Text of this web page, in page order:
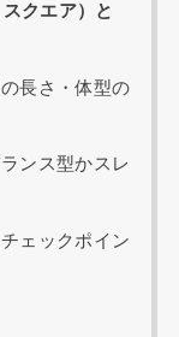
クエア）と
長さ・体型の
ンス型かスレ
ェックポイン